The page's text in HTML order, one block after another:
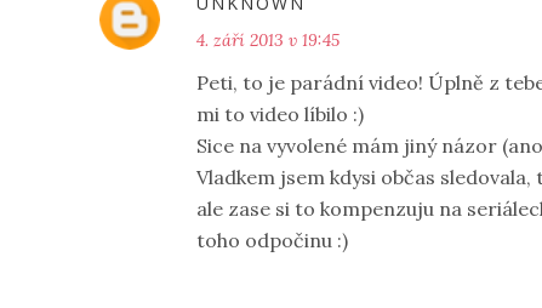
4. září 2013 v 19:45
Peti, to je parádní video! Úplně z
mi to video líbilo :)
Sice na vyvolené mám jiný názor
Vladkem jsem kdysi občas
ale zase si to kompenzuju na
toho odpočinu :)